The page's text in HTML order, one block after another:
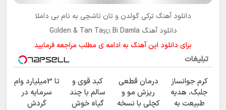
دانلود آهنگ ترکیگولدن و تان تاشچی به نام بی داملا
دانلود آهنگ Gülden & Tan Taşçı Bi Damla
برای دانلود این آهنگ به ادامه ی مطلب مراجعه فرمایید
تبلیغات
کرم جوانساز
جلبک، هدیه
طبیعت به
درمان قطعی
ریزش مو و
کچلی با نسخه
کبد قوی و
سالم با چند
گیاه خوش
تا 3میلیارد وام
سرمایه در
گردش